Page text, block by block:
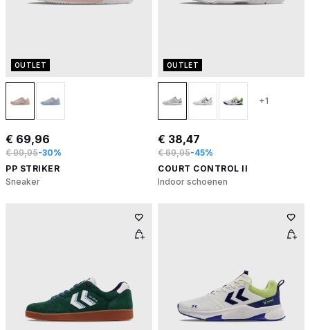
OUTLET
€ 69,96
€ 99,95-30%
PP STRIKER
Sneaker
OUTLET
+1
€ 38,47
€ 69,95-45%
COURT CONTROL II
Indoor schoenen